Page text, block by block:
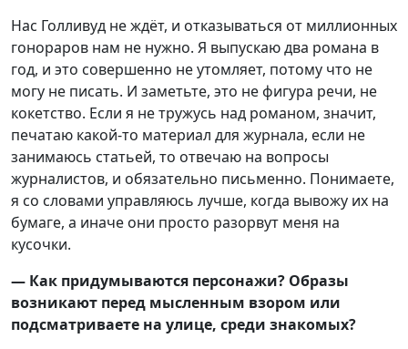
Нас Голливуд не ждёт, и отказываться от миллионных
гонораров нам не нужно. Я выпускаю два романа в
год, и это совершенно не утомляет, потому что не
могу не писать. И заметьте, это не фигура речи, не
кокетство. Если я не тружусь над романом, значит,
печатаю какой-то материал для журнала, если не
занимаюсь статьей, то отвечаю на вопросы
журналистов, и обязательно письменно. Понимаете,
я со словами управляюсь лучше, когда вывожу их на
бумаге, а иначе они просто разорвут меня на
кусочки.
— Как придумываются персонажи? Образы
возникают перед мысленным взором или
подсматриваете на улице, среди знакомых?